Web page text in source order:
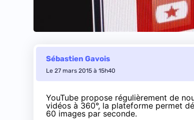
Sébastien Gavois
Le 27 mars 2015 à 15h40
YouTube propose régulièrement de
vidéos à 360°, la plateforme permet
60 images par seconde.